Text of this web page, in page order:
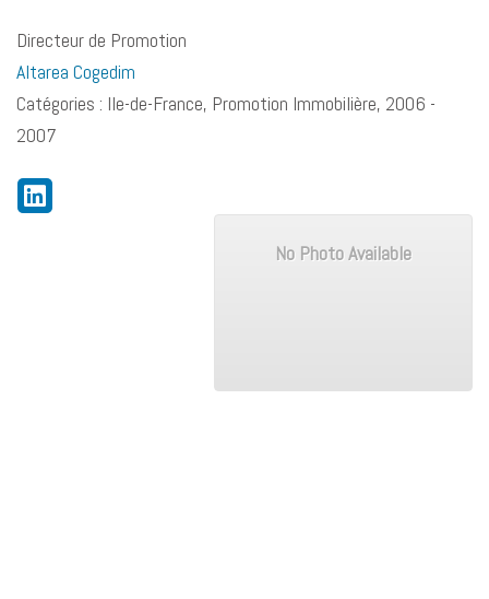
Directeur de Promotion
Altarea Cogedim
Catégories : Ile-de-France, Promotion Immobilière, 2006 -
2007
No Photo Available